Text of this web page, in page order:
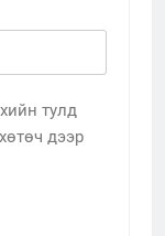
тулд
дээр